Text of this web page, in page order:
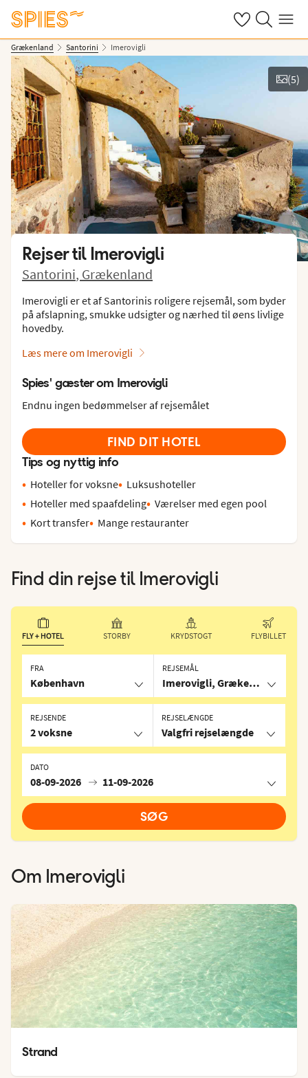
Se dine gemte
Søg påMenu
Grækenland Santorini Imerovigli
Vis billeder
(5)
Rejser til Imerovigli
Santorini, Grækenland
Imerovigli er et af Santorinis roligere rejsemål, som byder
på afslapning, smukke udsigter og nærhed til øens livlige
hovedby.
Læs mere om Imerovigli
Spies' gæster om Imerovigli
Endnu ingen bedømmelser af rejsemålet
FIND DIT HOTEL
Tips og nyttig info
Hoteller for voksne
Luksushoteller
Hoteller med spaafdeling Værelser med egen pool
Kort transfer
Mange restauranter
Find din rejse til Imerovigli
FLY + HOTEL STORBY KRYDSTOGT FLYBILLET
FRA
København
REJSEMÅL
Imerovigli, Grækenland
REJSELÆNGDE
Valgfri rejselængde
DATO
08-09-2026 11-09-2026
REJSENDE
2 voksne
SØG
Om Imerovigli
Strand